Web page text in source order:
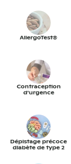
AllergoTest®
Contraception
d'urgence
Dépistage précoce
diabète de type 2